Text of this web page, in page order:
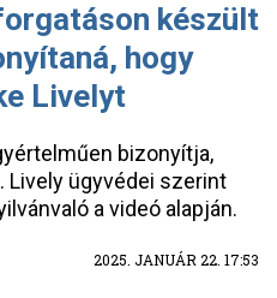
készült
hogy
Livelyt
bizonyítja,
Lively ügyvédei szerint
a videó alapján.
2025. JANUÁR 22. 17:53